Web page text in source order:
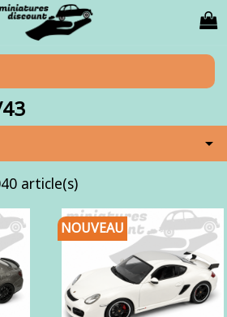

article(s)
NOUVEAU